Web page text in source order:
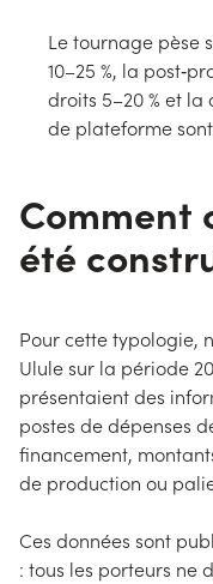
Le tournage pèse
10–25 %, la
droits 5–20 % et la
de plateforme
Comment
été
Pour cette typologie,
Ulule sur la période
présentaient des
postes de dépenses
financement,
de production ou
Ces données sont
: tous les porteurs ne